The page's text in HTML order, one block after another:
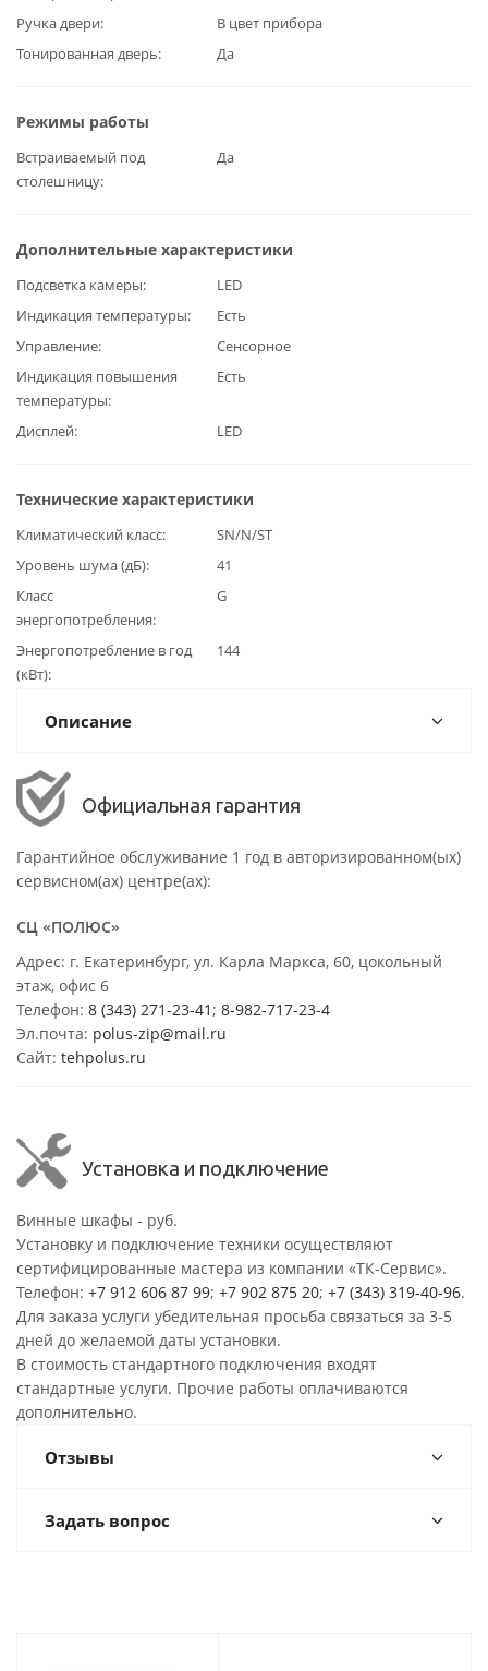
Ручка двери
В цвет прибора
Тонированная дверь
Да
Режимы работы
Встраиваемый под
столешницу
Да
Дополнительные характеристики
Подсветка камеры
LED
Индикация температуры
Есть
Управление
Сенсорное
Индикация повышения
температуры
Есть
Дисплей LED
Технические характеристики
Климатический класс
SN/N/ST
Уровень шума (дБ)
41
Класс
энергопотребления
G
Энергопотребление в год
(кВт)
144
Описание
Официальная гарантия
Гарантийное обслуживание 1 год в авторизированном(ых)
сервисном(ах) центре(ах):
СЦ «ПОЛЮС»
Адрес: г. Екатеринбург, ул. Карла Маркса, 60, цокольный
этаж, офис 6
Телефон: 8 (343) 271-23-41 ; 8-982-717-23-4
Эл.почта: polus-zip@mail.ru
Сайт: tehpolus.ru
Установка и подключение
Винные шкафы - руб.
Установку и подключение техники осуществляют
сертифицированные мастера из компании «ТК-Сервис».
Телефон: +7 912 606 87 99; +7 902 875 20; +7 (343) 319-40-96.
Для заказа услуги убедительная просьба связаться за 3-5
дней до желаемой даты установки.
В стоимость стандартного подключения входят
стандартные услуги. Прочие работы оплачиваются
дополнительно.
Отзывы
Задать вопрос